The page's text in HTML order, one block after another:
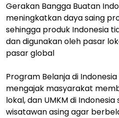
Gerakan Bangga Buatan
meningkatkan daya saing
sehingga produk Indonesia
dan digunakan oleh pasar
pasar global
Program Belanja di
mengajak masyarakat
lokal, dan UMKM di
wisatawan asing agar